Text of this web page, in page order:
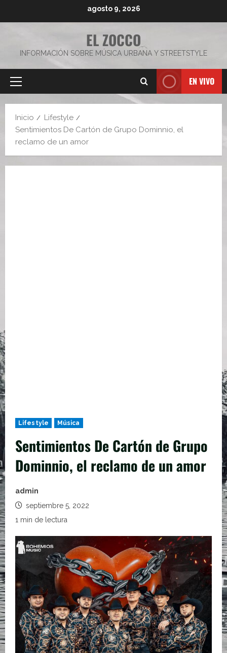
agosto 9, 2026
EL ZOCCO
INFORMACIÓN SOBRE MÚSICA URBANA Y STREETSTYLE
Menú
EN VIVO
Inicio
Lifestyle
Sentimientos De Cartón de Grupo Dominnio, el
reclamo de un amor
Lifestyle Música
Sentimientos De Cartón de Grupo
Dominnio, el reclamo de un amor
admin
septiembre 5, 2022
1 min de lectura